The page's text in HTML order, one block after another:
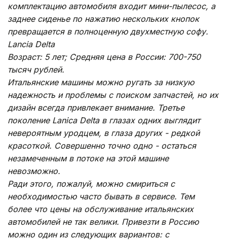
комплектацию автомобиля входит мини-пылесос, а
заднее сиденье по нажатию нескольких кнопок
превращается в полноценную двухместную софу.
Lancia Delta
Возраст: 5 лет; Средняя цена в России: 700-750
тысяч рублей.
Итальянские машины можно ругать за низкую
надежность и проблемы с поиском запчастей, но их
дизайн всегда привлекает внимание. Третье
поколение Lanica Delta в глазах одних выглядит
невероятным уродцем, в глаза других - редкой
красоткой. Совершенно точно одно - остаться
незамеченным в потоке на этой машине
невозможно.
Ради этого, пожалуй, можно смириться с
необходимостью часто бывать в сервисе. Тем
более что цены на обслуживание итальянских
автомобилей не так велики. Привезти в Россию
можно один из следующих вариантов: с